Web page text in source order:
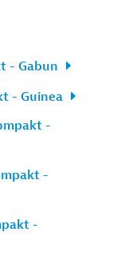
- Gabun
- Guinea
-
-
-